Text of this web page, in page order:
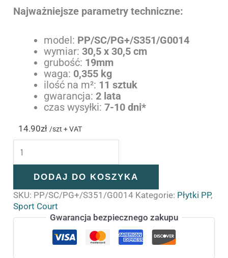
Najważniejsze parametry techniczne:
model: PP/SC/PG+/S351/G0014
wymiar:30,5 x 30,5 cm
grubość: 19mm
waga: 0,355 kg
ilość na m²: 11 sztuk
gwarancja:2 lata
czas wysyłki:7-10 dni*
14.90zł /szt + VAT
DODAJ DO KOSZYKA
SKU: PP/SC/PG+/S351/G0014 Kategorie: Płytki PP,
Sport Court
Gwarancja bezpiecznego zakupu